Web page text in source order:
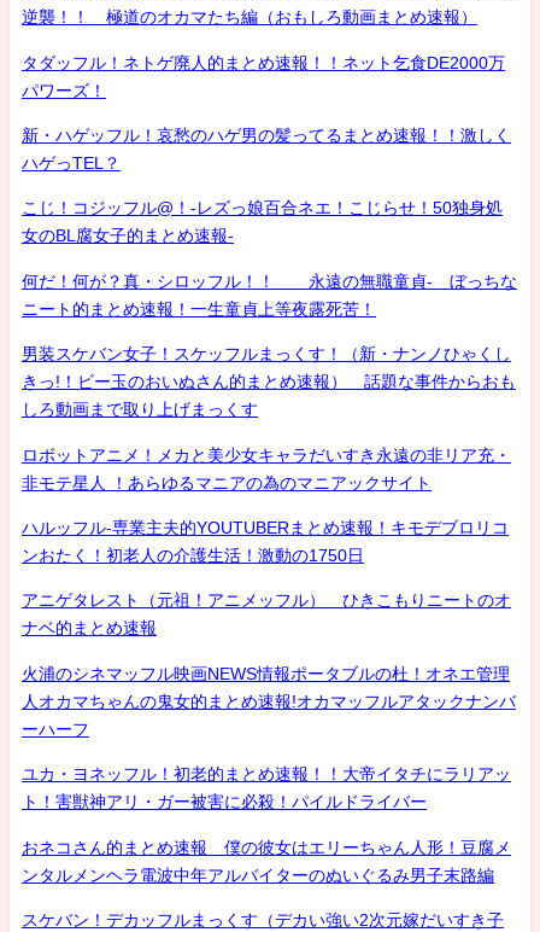
逆襲！！ 極道のオカマたち編（おもしろ動画まとめ速報）
タダッフル！ネトゲ廃人的まとめ速報！！ネット乞食DE2000万
パワーズ！
新・ハゲッフル！哀愁のハゲ男の髪ってるまとめ速報！！激しく
ハゲっTEL？
こじ！コジッフル@！-レズっ娘百合ネエ！こじらせ！50独身処
女のBL腐女子的まとめ速報-
何だ！何が？真・シロッフル！！ 永遠の無職童貞- ぼっちな
ニート的まとめ速報！一生童貞上等夜露死苦！
男装スケバン女子！スケッフルまっくす！（新・ナンノひゃくし
きっ!！ビー玉のおいぬさん的まとめ速報） 話題な事件からおも
しろ動画まで取り上げまっくす
ロボットアニメ！メカと美少女キャラだいすき永遠の非リア充・
非モテ星人 ！あらゆるマニアの為のマニアックサイト
ハルッフル-専業主夫的YOUTUBERまとめ速報！キモデブロリコ
ンおたく！初老人の介護生活！激動の1750日
アニゲタレスト（元祖！アニメッフル） ひきこもりニートのオ
ナベ的まとめ速報
火浦のシネマッフル映画NEWS情報ポータブルの杜！オネエ管理
人オカマちゃんの鬼女的まとめ速報!オカマッフルアタックナンバ
ーハーフ
ユカ・ヨネッフル！初老的まとめ速報！！大帝イタチにラリアッ
ト！害獣神アリ・ガー被害に必殺！パイルドライバー
おネコさん的まとめ速報 僕の彼女はエリーちゃん人形！豆腐メ
ンタルメンヘラ電波中年アルバイターのぬいぐるみ男子末路編
スケバン！デカッフルまっくす（デカい強い2次元嫁だいすき子